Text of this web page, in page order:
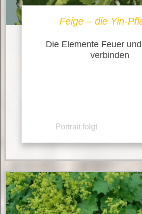
Feige – die Yin-
Die Elemente Feuer
verbinden
Portrait folgt